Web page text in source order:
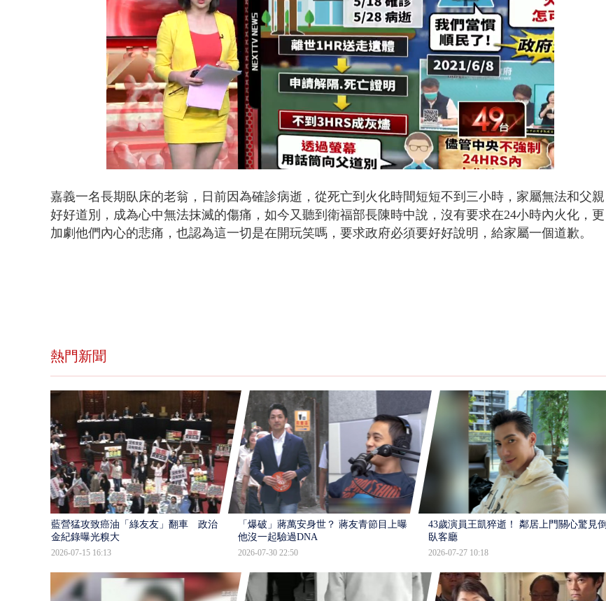
Unmute Loaded:
23.49%
嘉義一名長期臥床的老翁，日前因為確診病逝，從死亡到火化時間短短不到三小時，家屬無法和父親
好好道別，成為心中無法抹滅的傷痛，如今又聽到衛福部長陳時中說，沒有要求在24小時內火化，更
加劇他們內心的悲痛，也認為這一切是在開玩笑嗎，要求政府必須要好好說明，給家屬一個道歉。
熱門新聞
藍營猛攻致癌油「綠友友」翻車 政治獻
金紀錄曝光糗大
2026-07-15 16:13
「爆破」蔣萬安身世？ 蔣友青節目上曝：
他沒一起驗過DNA
2026-07-30 22:50
43歲演員王凱猝逝！ 鄰居上門關心驚見倒
臥客廳
2026-07-27 10:18